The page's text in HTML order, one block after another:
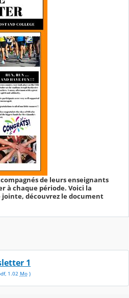
de leurs enseignants
à chaque période. Voici la
jointe, découvrez le document
1
, 1.02 Mo)